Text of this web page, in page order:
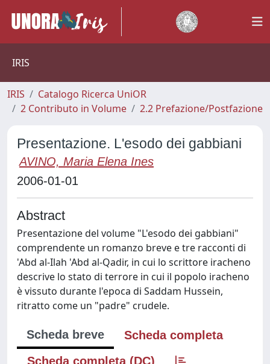
IRIS
IRIS
Catalogo Ricerca UniOR
2 Contributo in Volume
2.2 Prefazione/Postfazione
Presentazione. L'esodo dei gabbiani
AVINO, Maria Elena Ines
2006-01-01
Abstract
Presentazione del volume "L'esodo dei gabbiani"
comprendente un romanzo breve e tre racconti di
'Abd al-Ilah 'Abd al-Qadir, in cui lo scrittore iracheno
descrive lo stato di terrore in cui il popolo iracheno
è vissuto durante l'epoca di Saddam Hussein,
ritratto come un "padre" crudele.
Scheda breve
Scheda completa
Scheda completa (DC)